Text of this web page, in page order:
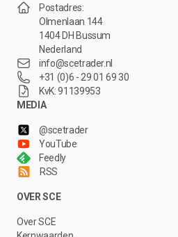
Postadres:
Olmenlaan 144
1404 DH Bussum
Nederland
info@scetrader.nl
+31 (0)6 - 29 01 69 30
KvK: 91139953
MEDIA
@scetrader
YouTube
Feedly
RSS
OVER SCE
Over SCE